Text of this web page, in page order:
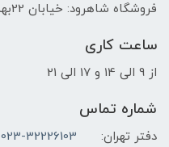
سازندهفروشگاه شاهرود: خیابان 22بهمن پاساژ صفری پلاک 76 الی 78
ساعت کاری
از 9 الی 14 و 17 الی 21
شماره تماس
دفتر تهران: 023-32226103